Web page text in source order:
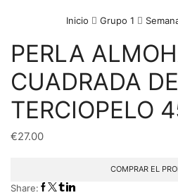
Inicio Grupo 1
PERLA
CUADRADA
TERCIOPELO
€27.00
COMPRAR EL
Share: